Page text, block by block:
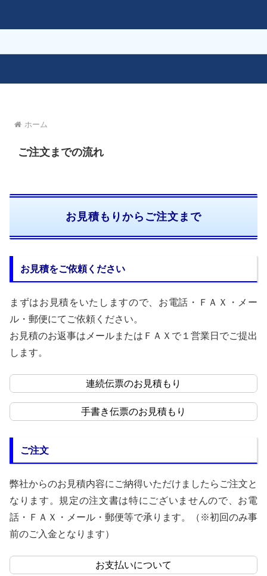
ホーム
ご注文までの流れ
お見積もりからご注文まで
お見積をご依頼ください
まずはお見積をいたしますので、お電話・ＦＡＸ・メー
ル・郵便にてご依頼ください。
お見積のお返事はメールまたはＦＡＸで１営業日でご提出
します。
連続伝票のお見積もり
手書き伝票のお見積もり
ご注文
弊社からのお見積内容にご納得いただけましたらご注文と
なります。規定の注文書は特にございませんので、お電
話・ＦＡＸ・メール・郵便等で承ります。（※初回のみ事
前のご入金となります）
お支払いについて